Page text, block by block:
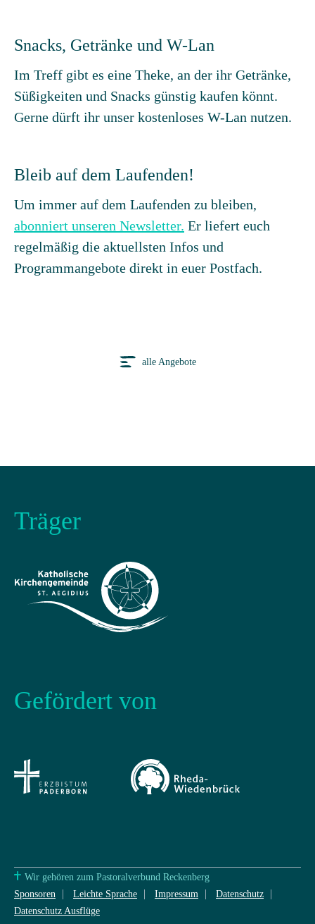
Snacks, Getränke und W-Lan
Im Treff gibt es eine Theke, an der ihr Getränke,
Süßigkeiten und Snacks günstig kaufen könnt.
Gerne dürft ihr unser kostenloses W-Lan nutzen.
Bleib auf dem Laufenden!
Um immer auf dem Laufenden zu bleiben,
abonniert unseren Newsletter. Er liefert euch
regelmäßig die aktuellsten Infos und
Programmangebote direkt in euer Postfach.
alle Angebote
Träger
Gefördert von
Wir gehören zum Pastoralverbund Reckenberg
Sponsoren
Leichte Sprache Impressum
Datenschutz
Datenschutz Ausflüge